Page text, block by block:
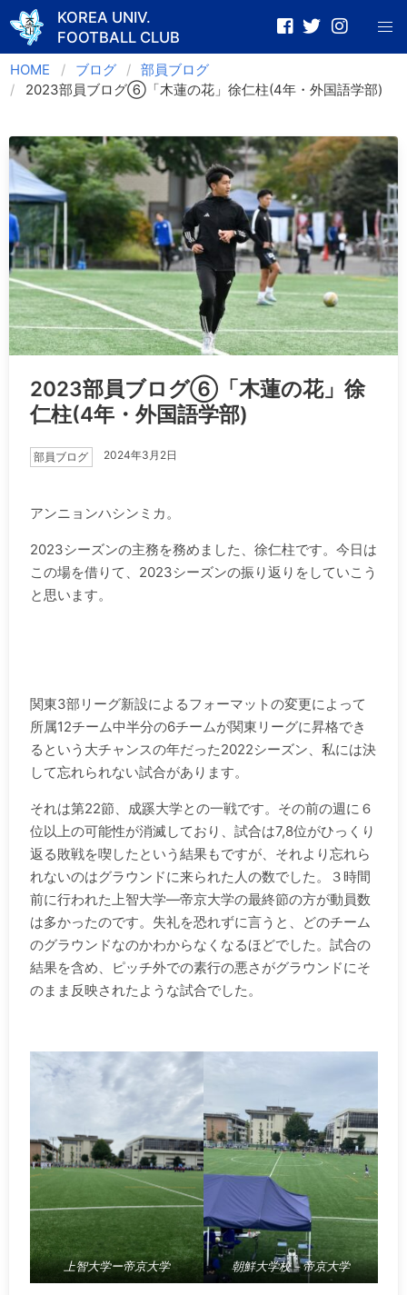
Skip
to
content
KOREA UNIV.
FOOTBALL CLUB
HOME ブログ
部員ブログ
2023部員ブログ⑥「木蓮の花」徐仁柱(4年・外国語学部)
2023部員ブログ⑥「木蓮の花」徐
仁柱(4年・外国語学部)
部員ブログ 2024年3月2日
アンニョンハシンミカ。
2023シーズンの主務を務めました、徐仁柱です。今日は
この場を借りて、2023シーズンの振り返りをしていこう
と思います。
関東3部リーグ新設によるフォーマットの変更によって
所属12チーム中半分の6チームが関東リーグに昇格でき
るという大チャンスの年だった2022シーズン、私には決
して忘れられない試合があります。
それは第22節、成蹊大学との一戦です。その前の週に６
位以上の可能性が消滅しており、試合は7,8位がひっくり
返る敗戦を喫したという結果もですが、それより忘れら
れないのはグラウンドに来られた人の数でした。３時間
前に行われた上智大学―帝京大学の最終節の方が動員数
は多かったのです。失礼を恐れずに言うと、どのチーム
のグラウンドなのかわからなくなるほどでした。試合の
結果を含め、ピッチ外での素行の悪さがグラウンドにそ
のまま反映されたような試合でした。
上智大学ー帝京大学 朝鮮大学校－帝京大学